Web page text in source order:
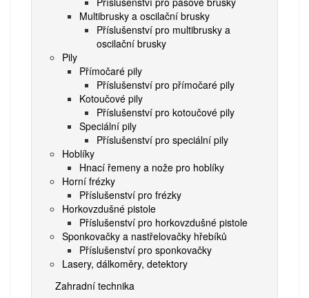
Multibrusky a oscilační brusky
Příslušenství pro multibrusky a
oscilační brusky
Pily
Přímočaré pily
Příslušenství pro přímočaré pily
Kotoučové pily
Příslušenství pro kotoučové pily
Speciální pily
Příslušenství pro speciální pily
Hoblíky
Hnací řemeny a nože pro hoblíky
Horní frézky
Příslušenství pro frézky
Horkovzdušné pistole
Příslušenství pro horkovzdušné pistole
Sponkovačky a nastřelovačky hřebíků
Příslušenství pro sponkovačky
Lasery, dálkoměry, detektory
Zahradní technika